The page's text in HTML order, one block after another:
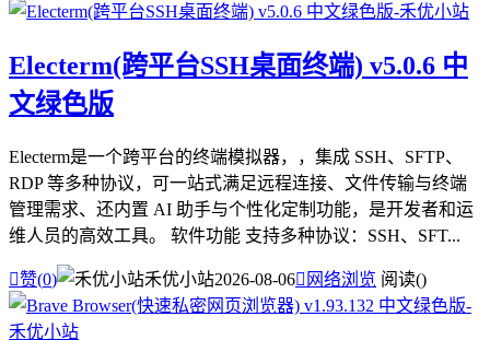
Electerm(跨平台SSH桌面终端) v5.0.6 中
文绿色版
Electerm是一个跨平台的终端模拟器，，集成 SSH、SFTP、
RDP 等多种协议，可一站式满足远程连接、文件传输与终端
管理需求、还内置 AI 助手与个性化定制功能，是开发者和运
维人员的高效工具。 软件功能 支持多种协议：SSH、SFT...
赞(0) 禾优小站2026-08-06 网络浏览 阅读()